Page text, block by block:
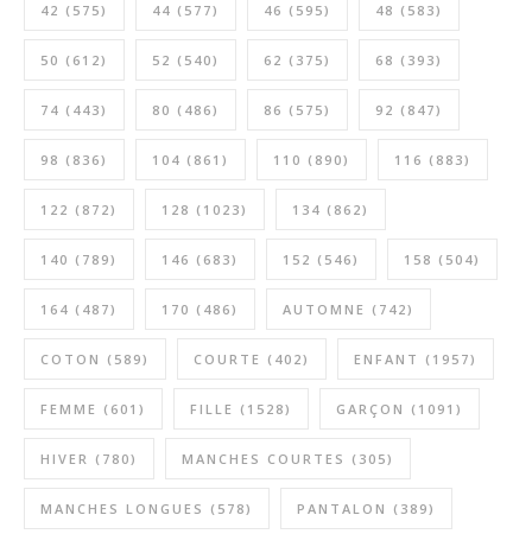
42 (575) 44 (577) 46 (595) 48 (583)
50 (612) 52 (540) 62 (375) 68 (393)
74 (443) 80 (486) 86 (575) 92 (847)
98 (836) 104 (861) 110 (890) 116 (883)
122 (872) 128 (1023) 134 (862)
140 (789) 146 (683) 152 (546) 158 (504)
164 (487) 170 (486) AUTOMNE (742)
COTON (589) COURTE (402) ENFANT (1957)
FEMME (601) FILLE (1528) GARÇON (1091)
HIVER (780) MANCHES COURTES (305)
MANCHES LONGUES (578) PANTALON (389)